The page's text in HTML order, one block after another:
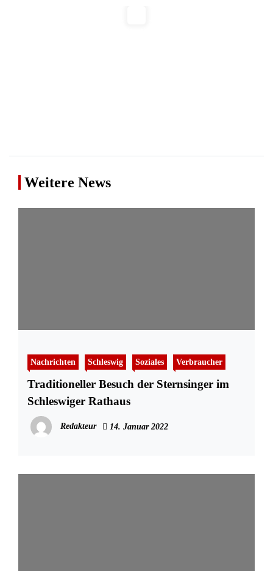
Weitere News
Nachrichten Schleswig Soziales Verbraucher
Traditioneller Besuch der Sternsinger im
Schleswiger Rathaus
Redakteur 14. Januar 2022